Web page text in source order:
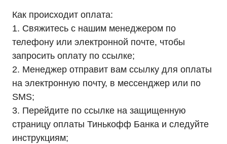
Как происходит оплата:
1. Свяжитесь с нашим менеджером по
телефону или электронной почте, чтобы
запросить оплату по ссылке;
2. Менеджер отправит вам ссылку для оплаты
на электронную почту, в мессенджер или по
SMS;
3. Перейдите по ссылке на защищенную
страницу оплаты Тинькофф Банка и следуйте
инструкциям;